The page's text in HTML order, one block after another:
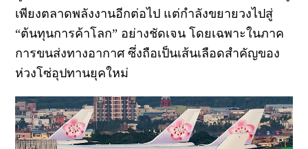
เพียงตลาดพลังงานอีกต่อไป แต่กำลังขยายวงไปสู่
“ต้นทุนการค้าโลก” อย่างชัดเจน โดยเฉพาะในภาค
การขนส่งทางอากาศ ซึ่งถือเป็นเส้นเลือดสำคัญของ
ห่วงโซ่อุปทานยุคใหม่